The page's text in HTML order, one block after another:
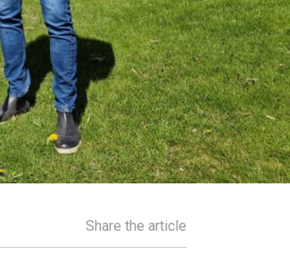
Share the article